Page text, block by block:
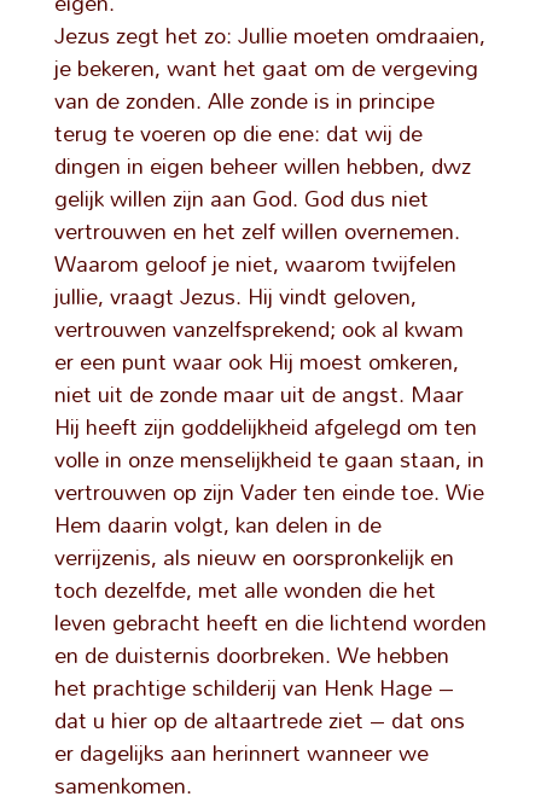
Jezus zegt het zo: Jullie moeten omdraaien,
je bekeren, want het gaat om de vergeving
van de zonden. Alle zonde is in principe
terug te voeren op die ene: dat wij de
dingen in eigen beheer willen hebben, dwz
gelijk willen zijn aan God. God dus niet
vertrouwen en het zelf willen overnemen.
Waarom geloof je niet, waarom twijfelen
jullie, vraagt Jezus. Hij vindt geloven,
vertrouwen vanzelfsprekend; ook al kwam
er een punt waar ook Hij moest omkeren,
niet uit de zonde maar uit de angst. Maar
Hij heeft zijn goddelijkheid afgelegd om ten
volle in onze menselijkheid te gaan staan, in
vertrouwen op zijn Vader ten einde toe. Wie
Hem daarin volgt, kan delen in de
verrijzenis, als nieuw en oorspronkelijk en
toch dezelfde, met alle wonden die het
leven gebracht heeft en die lichtend worden
en de duisternis doorbreken. We hebben
het prachtige schilderij van Henk Hage –
dat u hier op de altaartrede ziet – dat ons
er dagelijks aan herinnert wanneer we
samenkomen.